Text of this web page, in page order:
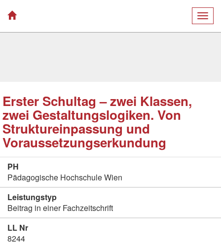
Erster Schultag – zwei Klassen,
zwei Gestaltungslogiken. Von
Struktureinpassung und
Voraussetzungserkundung
PH
Pädagogische Hochschule Wien
Leistungstyp
Beitrag in einer Fachzeitschrift
LL Nr
8244